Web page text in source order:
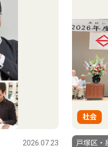
2026.07.23
社会
戸塚区・